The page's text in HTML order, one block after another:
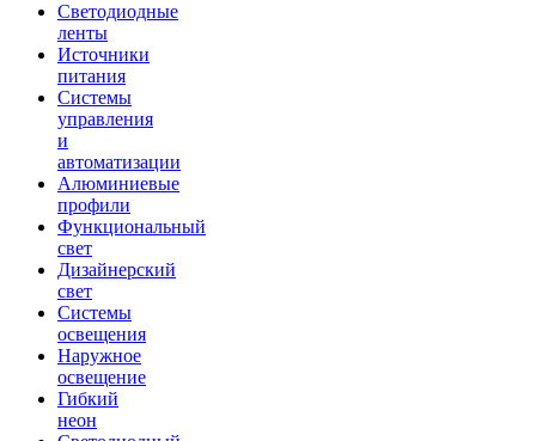
Светодиодные
ленты
Источники
питания
Системы
управления
и
автоматизации
Алюминиевые
профили
Функциональный
свет
Дизайнерский
свет
Системы
освещения
Наружное
освещение
Гибкий
неон